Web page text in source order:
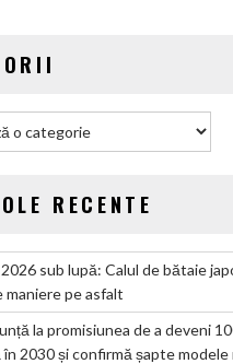
RECENTE
sub lupă: Calul de bătaie
maniere pe asfalt
la promisiunea de a deveni
2030 și confirmă șapte modele